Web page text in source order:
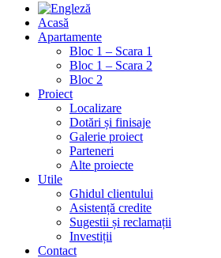
Acasă
Apartamente
Bloc 1 – Scara 1
Bloc 1 – Scara 2
Bloc 2
Proiect
Localizare
Dotări și finisaje
Galerie proiect
Parteneri
Alte proiecte
Utile
Ghidul clientului
Asistență credite
Sugestii și reclamații
Investiții
Contact